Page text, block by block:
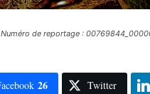
Numéro de reportage :
26 Twitter